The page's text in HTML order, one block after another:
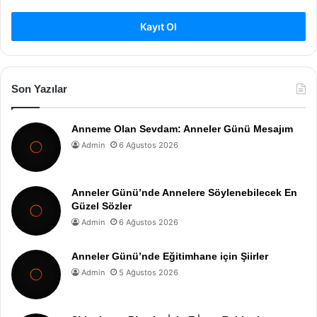
Kayıt Ol
Son Yazılar
Anneme Olan Sevdam: Anneler Günü Mesajım
Admin 6 Ağustos 2026
Anneler Günü’nde Annelere Söylenebilecek En
Güzel Sözler
Admin 6 Ağustos 2026
Anneler Günü’nde Eğitimhane için Şiirler
Admin 5 Ağustos 2026